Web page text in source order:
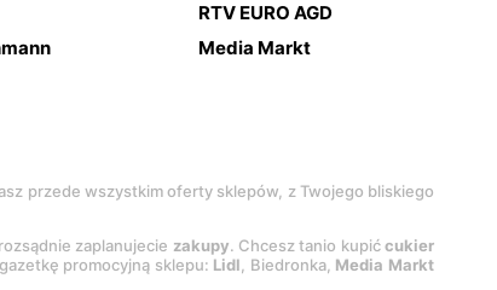
RTV EURO AGD
Media Markt
przede wszystkim oferty sklepów, z Twojego bliskiego
zaplanujecie zakupy. Chcesz tanio kupićcukier
promocyjną sklepu: Lidl, Biedronka, Media Markt